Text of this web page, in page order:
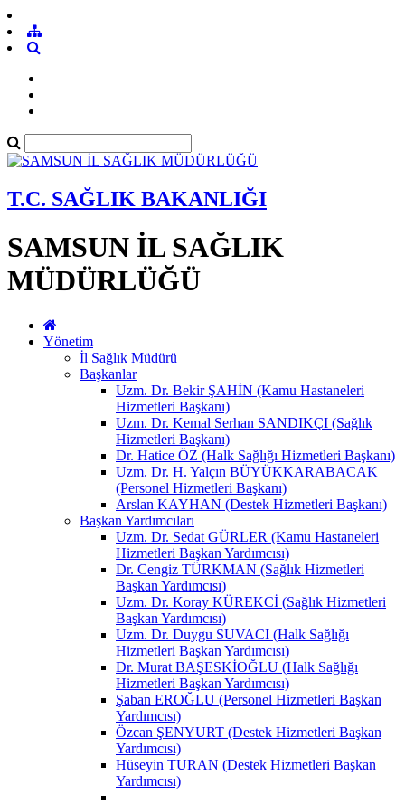
T.C. SAĞLIK BAKANLIĞI
SAMSUN İL SAĞLIK
MÜDÜRLÜĞÜ
Yönetim
İl Sağlık Müdürü
Başkanlar
Uzm. Dr. Bekir ŞAHİN (Kamu Hastaneleri
Hizmetleri Başkanı)
Uzm. Dr. Kemal Serhan SANDIKÇI (Sağlık
Hizmetleri Başkanı)
Dr. Hatice ÖZ (Halk Sağlığı Hizmetleri Başkanı)
Uzm. Dr. H. Yalçın BÜYÜKKARABACAK
(Personel Hizmetleri Başkanı)
Arslan KAYHAN (Destek Hizmetleri Başkanı)
Başkan Yardımcıları
Uzm. Dr. Sedat GÜRLER (Kamu Hastaneleri
Hizmetleri Başkan Yardımcısı)
Dr. Cengiz TÜRKMAN (Sağlık Hizmetleri
Başkan Yardımcısı)
Uzm. Dr. Koray KÜREKCİ (Sağlık Hizmetleri
Başkan Yardımcısı)
Uzm. Dr. Duygu SUVACI (Halk Sağlığı
Hizmetleri Başkan Yardımcısı)
Dr. Murat BAŞESKİOĞLU (Halk Sağlığı
Hizmetleri Başkan Yardımcısı)
Şaban EROĞLU (Personel Hizmetleri Başkan
Yardımcısı)
Özcan ŞENYURT (Destek Hizmetleri Başkan
Yardımcısı)
Hüseyin TURAN (Destek Hizmetleri Başkan
Yardımcısı)